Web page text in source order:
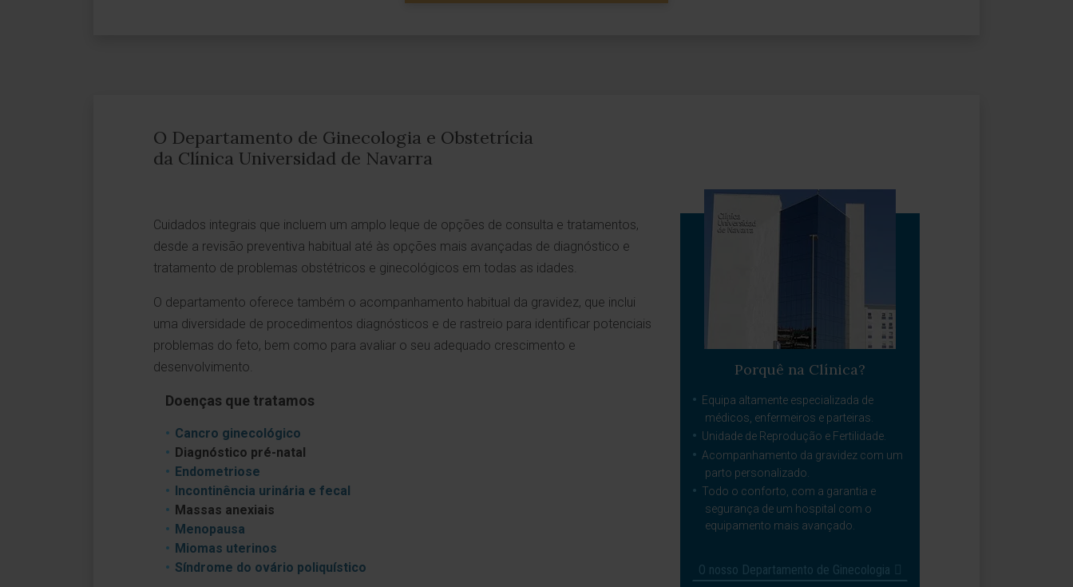
O Departamento de Ginecologia e Obstetrícia
da Clínica Universidad de Navarra
Cuidados integrais que incluem um amplo leque de opções de consulta e tratamentos,
desde a revisão preventiva habitual até às opções mais avançadas de diagnóstico e
tratamento de problemas obstétricos e ginecológicos em todas as idades.
O departamento oferece também o acompanhamento habitual da gravidez, que inclui
uma diversidade de procedimentos diagnósticos e de rastreio para identificar potenciais
problemas do feto, bem como para avaliar o seu adequado crescimento e
desenvolvimento.
Doenças que tratamos
Cancro ginecológico
Diagnóstico pré-natal
Endometriose
Incontinência urinária e fecal
Massas anexiais
Menopausa
Miomas uterinos
Síndrome do ovário poliquístico
Porquê na Clínica?
Equipa altamente especializada de
médicos, enfermeiros e parteiras.
Unidade de Reprodução e Fertilidade.
Acompanhamento da gravidez com um
parto personalizado.
Todo o conforto, com a garantia e
segurança de um hospital com o
equipamento mais avançado.
O nosso Departamento de Ginecologia